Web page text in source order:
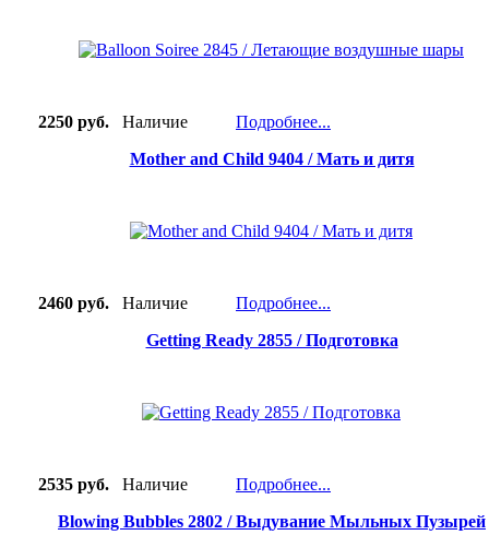
2250 руб. Наличие
Подробнее...
Mother and Child 9404 / Мать и дитя
2460 руб. Наличие
Подробнее...
Getting Ready 2855 / Подготовка
2535 руб. Наличие
Подробнее...
Blowing Bubbles 2802 / Выдувание Мыльных Пузырей